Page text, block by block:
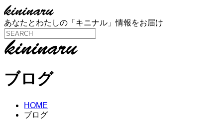
あなたとわたしの「キニナル」情報をお届け
ブログ
HOME
ブログ